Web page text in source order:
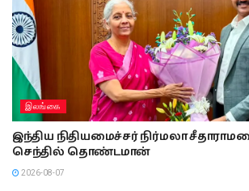
இலங்கை
இந்திய நிதியமைச்சர் நிர்மலா
செந்தில் தொண்டமான்
2026-08-07